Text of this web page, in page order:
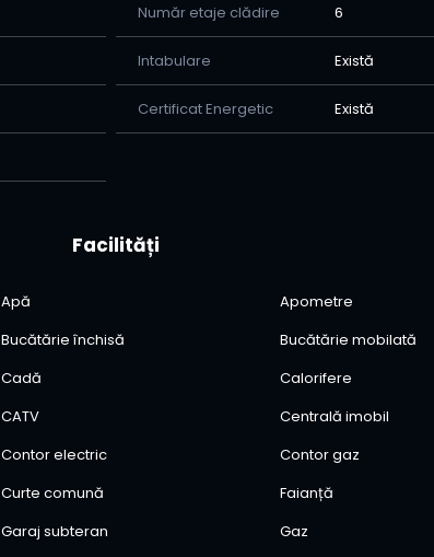
Număr etaje clădire 6
Intabulare Există
Certificat Energetic Există
Facilități
Apă
Apometre
Bucătărie închisă
Bucătărie mobilată
Cadă
Calorifere
CATV
Centrală imobil
Contor electric
Contor gaz
Curte comună
Faianță
Garaj subteran
Gaz